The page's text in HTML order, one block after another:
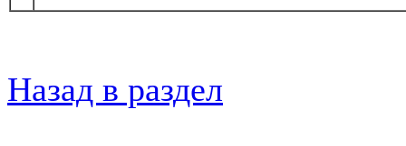
Назад в раздел